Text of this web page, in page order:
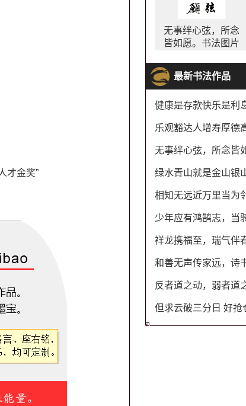
才金奖”
无事绊心弦，所念
皆如愿。书法图片
最新书法作品
相知无远近万里当为
但求云破三分日 好抢